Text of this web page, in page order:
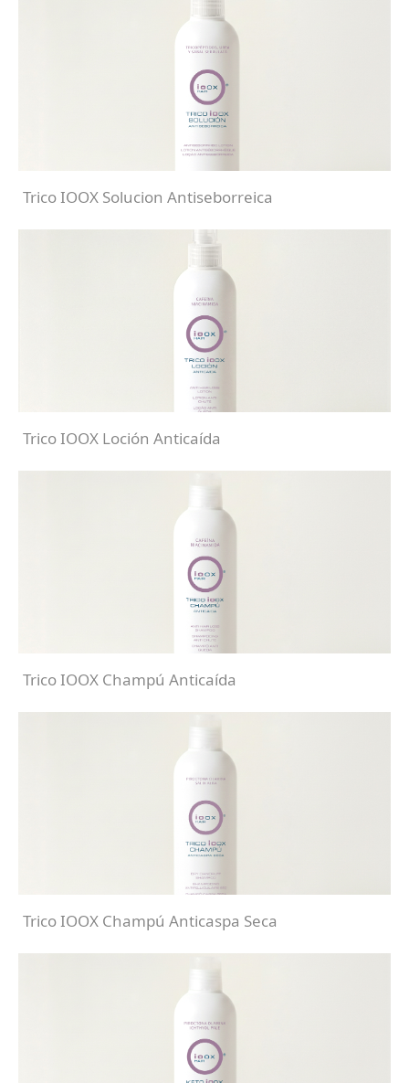
Trico IOOX Solucion Antiseborreica
Trico IOOX Loción Anticaída
Trico IOOX Champú Anticaída
Trico IOOX Champú Anticaspa Seca